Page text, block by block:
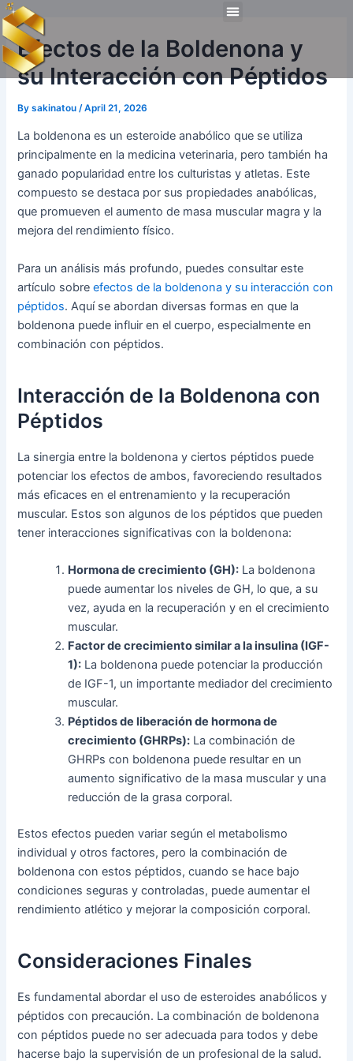
Skip
to
content
Menu
Efectos de la Boldenona y
su Interacción con Péptidos
Bysakinatou /April 21, 2026
La boldenona es un esteroide anabólico que se utiliza
principalmente en la medicina veterinaria, pero también ha
ganado popularidad entre los culturistas y atletas. Este
compuesto se destaca por sus propiedades anabólicas,
que promueven el aumento de masa muscular magra y la
mejora del rendimiento físico.
Para un análisis más profundo, puedes consultar este
artículo sobreefectos de la boldenona y su interacción con
péptidos. Aquí se abordan diversas formas en que la
boldenona puede influir en el cuerpo, especialmente en
combinación con péptidos.
Interacción de la Boldenona con
Péptidos
La sinergia entre la boldenona y ciertos péptidos puede
potenciar los efectos de ambos, favoreciendo resultados
más eficaces en el entrenamiento y la recuperación
muscular. Estos son algunos de los péptidos que pueden
tener interacciones significativas con la boldenona:
Hormona de crecimiento (GH): La boldenona
puede aumentar los niveles de GH, lo que, a su
vez, ayuda en la recuperación y en el crecimiento
muscular.
Factor de crecimiento similar a la insulina (IGF-
1): La boldenona puede potenciar la producción
de IGF-1, un importante mediador del crecimiento
muscular.
Péptidos de liberación de hormona de
crecimiento (GHRPs): La combinación de
GHRPs con boldenona puede resultar en un
aumento significativo de la masa muscular y una
reducción de la grasa corporal.
Estos efectos pueden variar según el metabolismo
individual y otros factores, pero la combinación de
boldenona con estos péptidos, cuando se hace bajo
condiciones seguras y controladas, puede aumentar el
rendimiento atlético y mejorar la composición corporal.
Consideraciones Finales
Es fundamental abordar el uso de esteroides anabólicos y
péptidos con precaución. La combinación de boldenona
con péptidos puede no ser adecuada para todos y debe
hacerse bajo la supervisión de un profesional de la salud.
Post
navigation